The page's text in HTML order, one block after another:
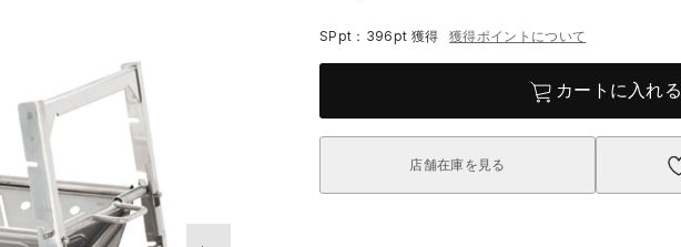
SPpt：396pt 獲得 獲得ポイントについて
カートに入れる
店舗在庫を見る